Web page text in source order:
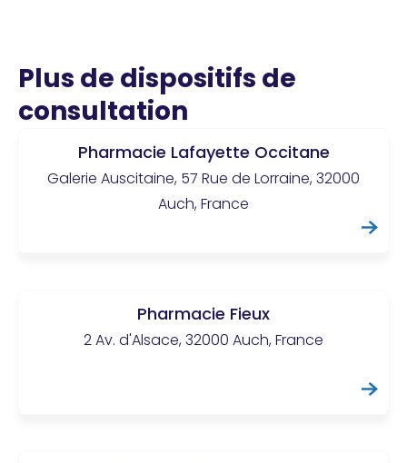
Plus de dispositifs de
consultation
Pharmacie Lafayette Occitane
Galerie Auscitaine, 57 Rue de Lorraine, 32000
Auch, France
Pharmacie Fieux
2 Av. d'Alsace, 32000 Auch, France